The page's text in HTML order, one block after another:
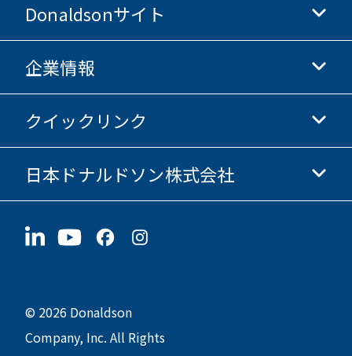
Donaldsonサイト
Donaldsonライフサイエンス
Donaldsonオンラインストア
企業情報
企業情報
倫理・コンプライアンス
採用情報
クイックリンク
投資家情報
サプライヤー情報
サステナビリティ
日本ドナルドソン株式会社
〒190-0022
© 2026 Donaldson
Company, Inc. All Rights